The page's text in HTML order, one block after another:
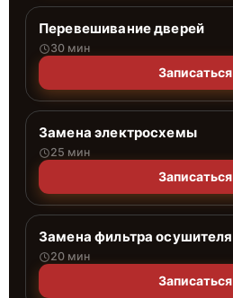
Перевешивание дверей
30 мин
Записаться
Замена электросхемы
25 мин
Записаться
Замена фильтра осушителя
20 мин
Записаться